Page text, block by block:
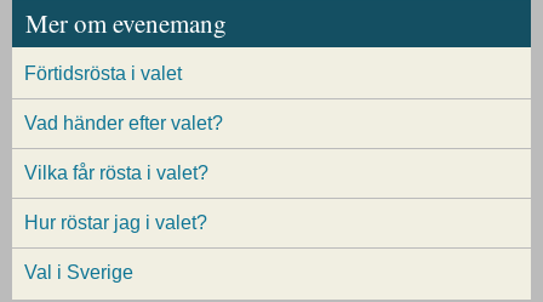
Mer om evenemang
Förtidsrösta i valet
Vad händer efter valet?
Vilka får rösta i valet?
Hur röstar jag i valet?
Val i Sverige